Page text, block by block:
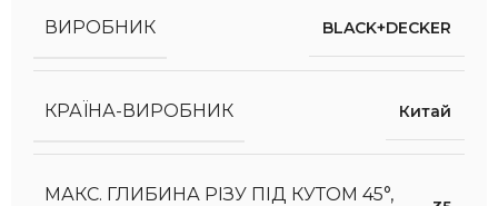
ВИРОБНИК BLACK+DECKER
КРАЇНА-ВИРОБНИК Китай
МАКС. ГЛИБИНА РІЗУ ПІД КУТОМ 45°,